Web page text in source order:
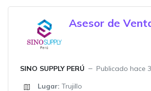
Asesor de
SINO SUPPLY PERÚ
Publicado hace
Lugar: Trujillo